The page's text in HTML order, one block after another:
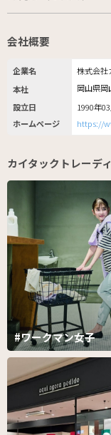
会社概要
企業名
株式会社
本社
岡山県岡
設立日
1990年
ホームページ
https://
カイタックトレーデ
#ワークマン女子